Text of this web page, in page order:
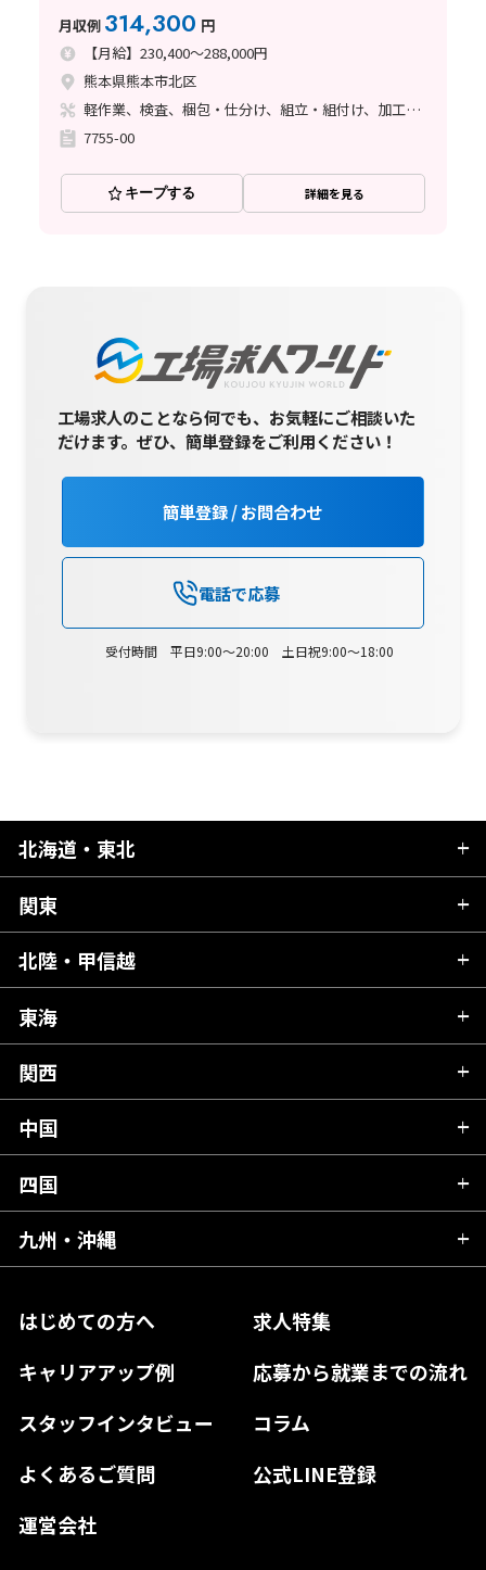
月収例 314,300 円
【月給】230,400～288,000円
熊本県熊本市北区
軽作業、検査、梱包・仕分け、組立・組付け、加工、マシンオペレーター、クリーンルーム、清掃・洗浄、メンテナンス・保全、フォークリフト、座り作業、玉掛け・クレーン、ライン作業、ハンダ付け、鋳造・鍛造、立ち作業、溶接、その他
7755-00
キープする 詳細を見る
工場求人のことなら何でも、お気軽にご相談いた
だけます。ぜひ、簡単登録をご利用ください！
簡単登録 / お問合わせ
電話で応募
受付時間 平日9:00～20:00 土日祝9:00～18:00
はじめての方へ
求人特集
キャリアアップ例
応募から就業までの流れ
スタッフインタビュー
コラム
よくあるご質問
公式LINE登録
運営会社
北海道・東北
北海道
青森県
秋田県
岩手県
宮城県
福島県
関東
茨城県
栃木県
群馬県
千葉県
東京都
神奈川県
北陸・甲信越
新潟県
富山県
石川県
山梨県
長野県
東海
岐阜県
静岡県
愛知県
関西
滋賀県
京都府
大阪府
奈良県
和歌山県
中国
広島県
岡山県
島根県
山口県
四国
愛媛県
徳島県
九州・沖縄
熊本県
宮崎県